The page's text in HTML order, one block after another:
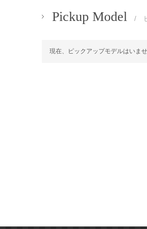
Pickup Model / ピ
現在、ピックアップモデルはいませ